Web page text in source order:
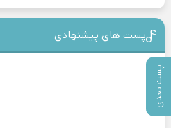
پست بعدی
پست های پیشنهادی